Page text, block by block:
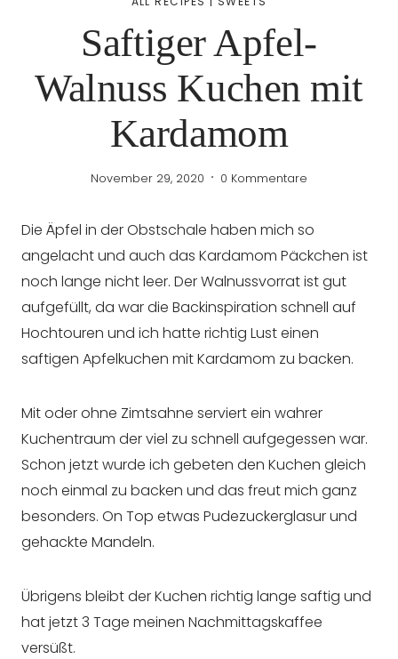
Saftiger Apfel-
Walnuss Kuchen mit
Kardamom
November 29, 2020 0 Kommentare
Die Äpfel in der Obstschale haben mich so
angelacht und auch das Kardamom Päckchen ist
noch lange nicht leer. Der Walnussvorrat ist gut
aufgefüllt, da war die Backinspiration schnell auf
Hochtouren und ich hatte richtig Lust einen
saftigen Apfelkuchen mit Kardamom zu backen.
Mit oder ohne Zimtsahne serviert ein wahrer
Kuchentraum der viel zu schnell aufgegessen war.
Schon jetzt wurde ich gebeten den Kuchen gleich
noch einmal zu backen und das freut mich ganz
besonders. On Top etwas Pudezuckerglasur und
gehackte Mandeln.
Übrigens bleibt der Kuchen richtig lange saftig und
hat jetzt 3 Tage meinen Nachmittagskaffee
versüßt.